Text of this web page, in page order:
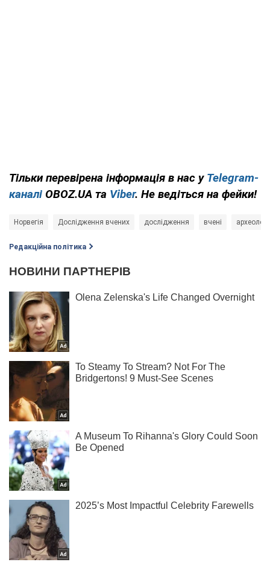
Тільки перевірена інформація в нас у Telegram-
каналі OBOZ.UA та Viber. Не ведіться на фейки!
Норвегія Дослідження вчених дослідження вчені
Редакційна політика